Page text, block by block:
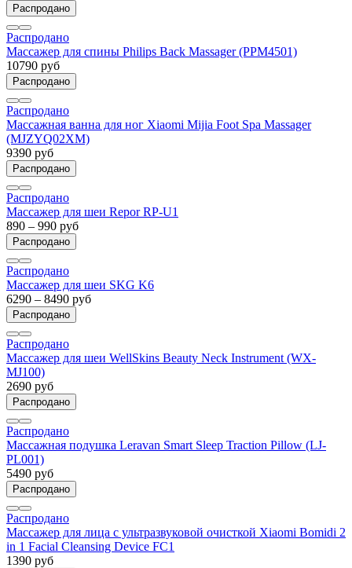
Распродано
Распродано
Массажер для спины Philips Back Massager (PPM4501)
10790 руб
Распродано
Распродано
Массажная ванна для ног Xiaomi Mijia Foot Spa Massager
(MJZYQ02XM)
9390 руб
Распродано
Распродано
Массажер для шеи Repor RP-U1
890 – 990 руб
Распродано
Распродано
Массажер для шеи SKG K6
6290 – 8490 руб
Распродано
Распродано
Массажер для шеи WellSkins Beauty Neck Instrument (WX-
MJ100)
2690 руб
Распродано
Распродано
Массажная подушка Leravan Smart Sleep Traction Pillow (LJ-
PL001)
5490 руб
Распродано
Распродано
Массажер для лица с ультразвуковой очисткой Xiaomi Bomidi 2
in 1 Facial Cleansing Device FC1
1390 руб